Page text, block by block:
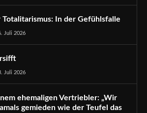
In der Gefühlsfalle
Juli 2026
Juli 2026
ehemaligen Vertriebler: „Wir
gemieden wie der Teufel das